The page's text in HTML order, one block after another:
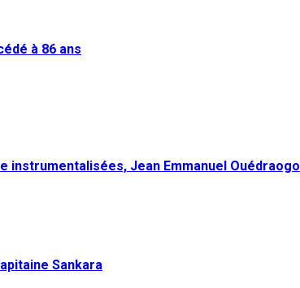
à 86 ans
instrumentalisées, Jean Emmanuel Ouédraogo
Sankara